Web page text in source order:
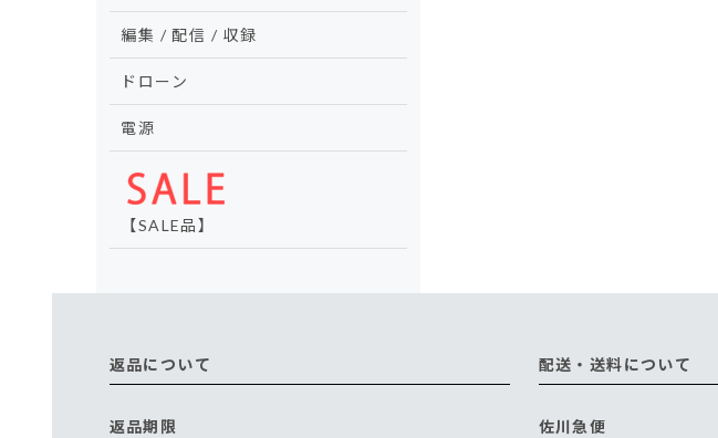
編集 / 配信 / 収録
ドローン
電源
【SALE品】
返品について
返品期限
配送・送料について
佐川急便